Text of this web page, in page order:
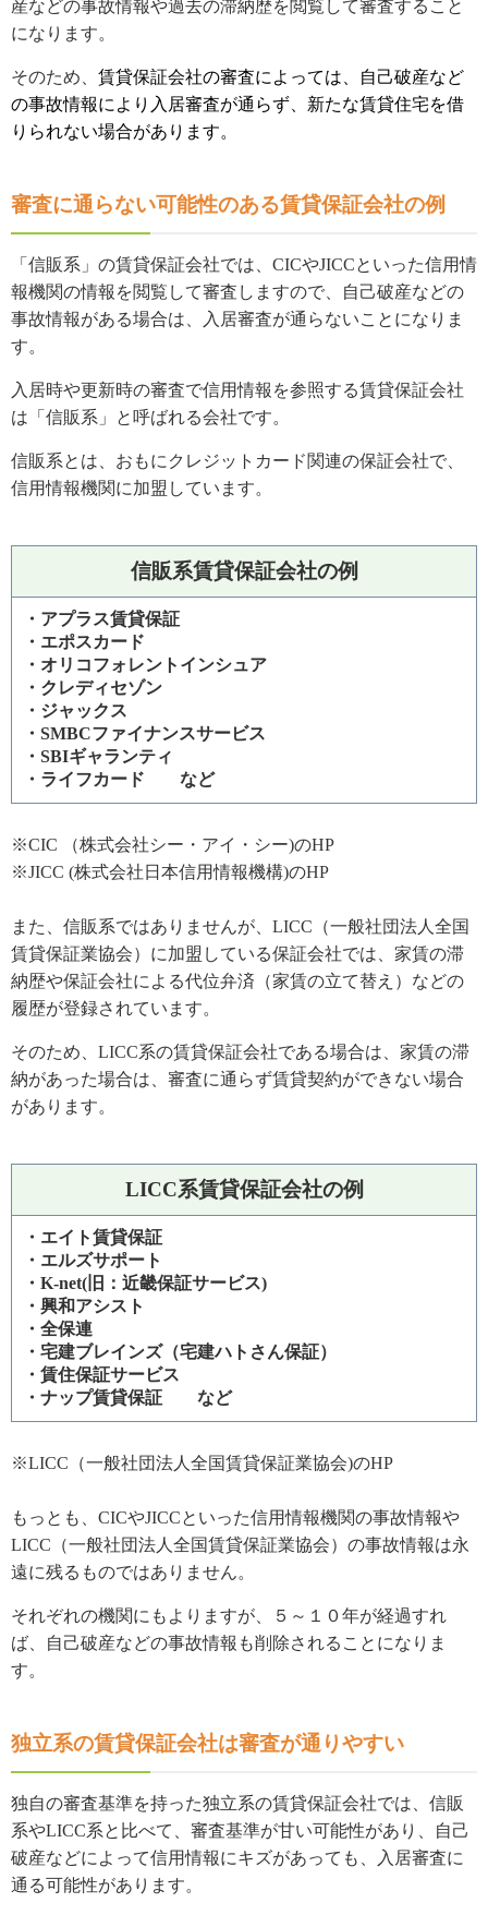
産などの事故情報や過去の滞納歴を閲覧して審査すること
になります。
そのため、 賃貸保証会社の審査によっては、自己破産など
の事故情報により入居審査が通らず、新たな賃貸住宅を借
りられない場合があります。
審査に通らない可能性のある賃貸保証会社の例
「信販系」の賃貸保証会社では、CICやJICCといった信用情
報機関の情報を閲覧して審査しますので、自己破産などの
事故情報がある場合は、入居審査が通らないことになりま
す。
入居時や更新時の審査で信用情報を参照する賃貸保証会社
は「信販系」と呼ばれる会社です。
信販系とは、おもにクレジットカード関連の保証会社で、
信用情報機関に加盟しています。
信販系賃貸保証会社の例
・アプラス賃貸保証
・エポスカード
・オリコフォレントインシュア
・クレディセゾン
・ジャックス
・SMBCファイナンスサービス
・SBIギャランティ
・ライフカード など
※CIC （株式会社シー・アイ・シー)のHP
※JICC (株式会社日本信用情報機構)のHP
また、信販系ではありませんが、LICC（一般社団法人全国
賃貸保証業協会）に加盟している保証会社では、家賃の滞
納歴や保証会社による代位弁済（家賃の立て替え）などの
履歴が登録されています。
そのため、LICC系の賃貸保証会社である場合は、家賃の滞
納があった場合は、審査に通らず賃貸契約ができない場合
があります。
LICC系賃貸保証会社の例
・エイト賃貸保証
・エルズサポート
・K-net(旧：近畿保証サービス)
・興和アシスト
・全保連
・宅建ブレインズ（宅建ハトさん保証）
・賃住保証サービス
・ナップ賃貸保証 など
※LICC（一般社団法人全国賃貸保証業協会)のHP
もっとも、CICやJICCといった信用情報機関の事故情報や
LICC（一般社団法人全国賃貸保証業協会）の事故情報は永
遠に残るものではありません。
それぞれの機関にもよりますが、５～１０年が経過すれ
ば、自己破産などの事故情報も削除されることになりま
す。
独立系の賃貸保証会社は審査が通りやすい
独自の審査基準を持った独立系の賃貸保証会社では、信販
系やLICC系と比べて、審査基準が甘い可能性があり、自己
破産などによって信用情報にキズがあっても、入居審査に
通る可能性があります。